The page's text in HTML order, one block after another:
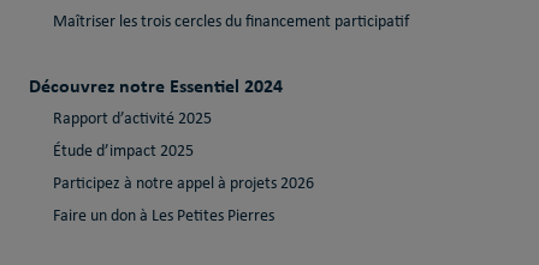
Maîtriser les trois cercles du financement participatif
Découvrez notre Essentiel 2024
Rapport d’activité 2025
Étude d’impact 2025
Participez à notre appel à projets 2026
Faire un don à Les Petites Pierres